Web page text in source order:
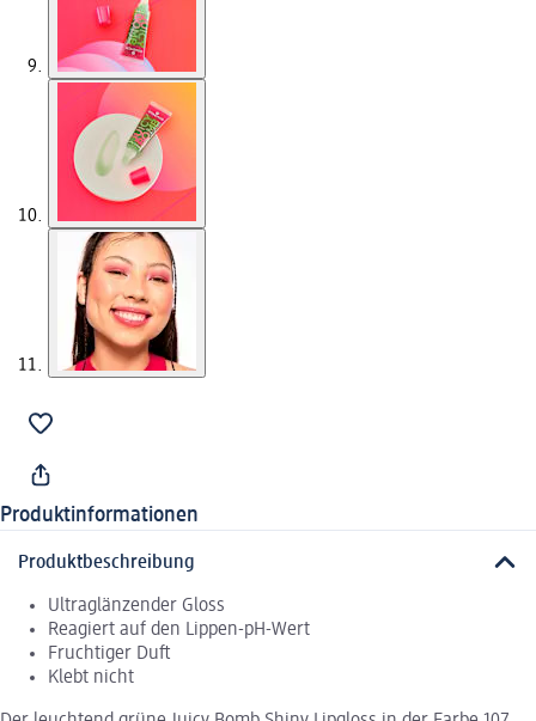
Produktinformationen
Produktbeschreibung
Ultraglänzender Gloss
Reagiert auf den Lippen-pH-Wert
Fruchtiger Duft
Klebt nicht